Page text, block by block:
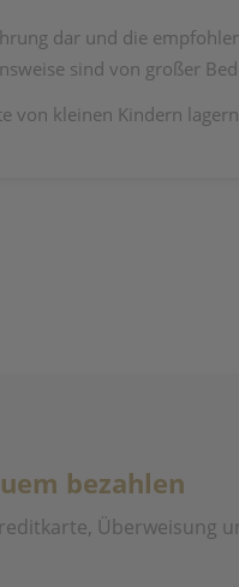
dar und die
sind von großer
von kleinen Kindern
bezahlen
Überweisung